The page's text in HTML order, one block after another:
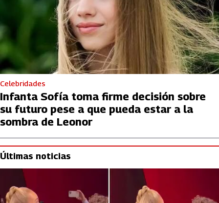
Celebridades
Infanta Sofía toma firme decisión sobre
su futuro pese a que pueda estar a la
sombra de Leonor
Últimas noticias